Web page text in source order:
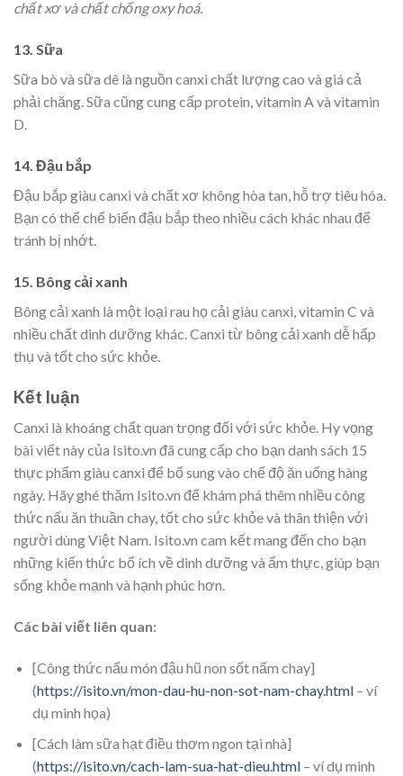
chất xơ và chất chống oxy hoá.
13. Sữa
Sữa bò và sữa dê là nguồn canxi chất lượng cao và giá cả
phải chăng. Sữa cũng cung cấp protein, vitamin A và vitamin
D.
14. Đậu bắp
Đậu bắp giàu canxi và chất xơ không hòa tan, hỗ trợ tiêu hóa.
Bạn có thể chế biến đậu bắp theo nhiều cách khác nhau để
tránh bị nhớt.
15. Bông cải xanh
Bông cải xanh là một loại rau họ cải giàu canxi, vitamin C và
nhiều chất dinh dưỡng khác. Canxi từ bông cải xanh dễ hấp
thụ và tốt cho sức khỏe.
Kết luận
Canxi là khoáng chất quan trọng đối với sức khỏe. Hy vọng
bài viết này của Isito.vn đã cung cấp cho bạn danh sách 15
thực phẩm giàu canxi để bổ sung vào chế độ ăn uống hàng
ngày. Hãy ghé thăm Isito.vn để khám phá thêm nhiều công
thức nấu ăn thuần chay, tốt cho sức khỏe và thân thiện với
người dùng Việt Nam. Isito.vn cam kết mang đến cho bạn
những kiến thức bổ ích về dinh dưỡng và ẩm thực, giúp bạn
sống khỏe mạnh và hạnh phúc hơn.
Các bài viết liên quan:
[Công thức nấu món đậu hũ non sốt nấm chay]
(https://isito.vn/mon-dau-hu-non-sot-nam-chay.html– ví
dụ minh họa)
[Cách làm sữa hạt điều thơm ngon tại nhà]
(https://isito.vn/cach-lam-sua-hat-dieu.html– ví dụ minh